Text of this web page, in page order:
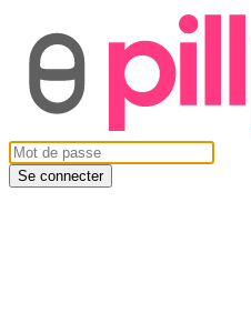
Se connecter